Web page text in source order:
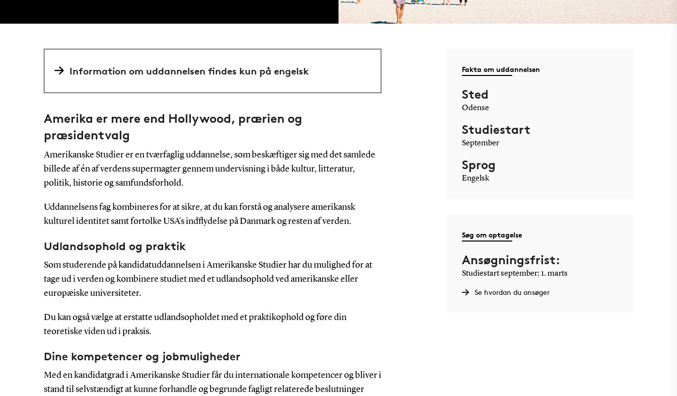
Information om uddannelsen findes kun på engelsk
Amerika er mere end Hollywood, prærien og
præsidentvalg
Amerikanske Studier er en tværfaglig uddannelse, som beskæftiger sig med det samlede
billede af én af verdens supermagter gennem undervisning i både kultur, litteratur,
politik, historie og samfundsforhold.
Uddannelsens fag kombineres for at sikre, at du kan forstå og analysere amerikansk
kulturel identitet samt fortolke USA’s indflydelse på Danmark og resten af verden.
Udlandsophold og praktik
Som studerende på kandidatuddannelsen i Amerikanske Studier har du mulighed for at
tage ud i verden og kombinere studiet med et udlandsophold ved amerikanske eller
europæiske universiteter.
Du kan også vælge at erstatte udlandsopholdet med et praktikophold og føre din
teoretiske viden ud i praksis.
Dine kompetencer og jobmuligheder
Med en kandidatgrad i Amerikanske Studier får du internationale kompetencer og bliver i
stand til selvstændigt at kunne forhandle og begrunde fagligt relaterede beslutninger
Fakta om uddannelsen
Sted
Odense
Studiestart
September
Sprog
Engelsk
Søg om optagelse
Ansøgningsfrist:
Studiestart september: 1. marts
Se hvordan du ansøger